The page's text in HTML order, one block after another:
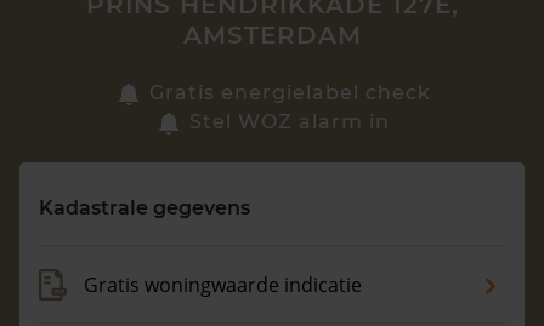
Vragen? Neem contact met ons op
088 220 4200
AMSTERDAM
Gratis energielabel check
Stel WOZ alarm in
Kadastrale gegevens
Gratis woningwaarde indicatie